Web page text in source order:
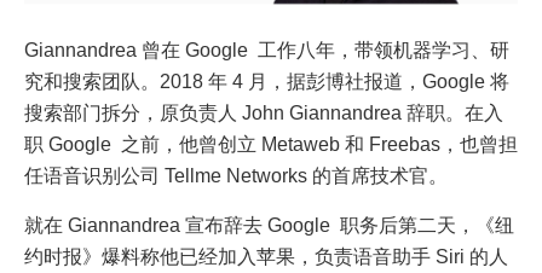
Giannandrea 曾在 Google 工作八年，带领机器学习、研
究和搜索团队。2018 年 4 月，据彭博社报道，Google 将
搜索部门拆分，原负责人 John Giannandrea 辞职。在入
职 Google 之前，他曾创立 Metaweb 和 Freebas，也曾担
任语音识别公司 Tellme Networks 的首席技术官。
就在 Giannandrea 宣布辞去 Google 职务后第二天，《纽
约时报》爆料称他已经加入苹果，负责语音助手 Siri 的人